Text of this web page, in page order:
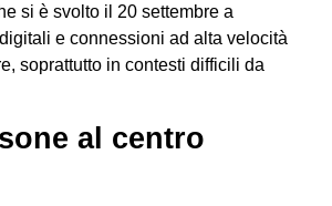
si è svolto il 20 settembre a
e connessioni ad alta velocità
soprattutto in contesti difficili da
al centro